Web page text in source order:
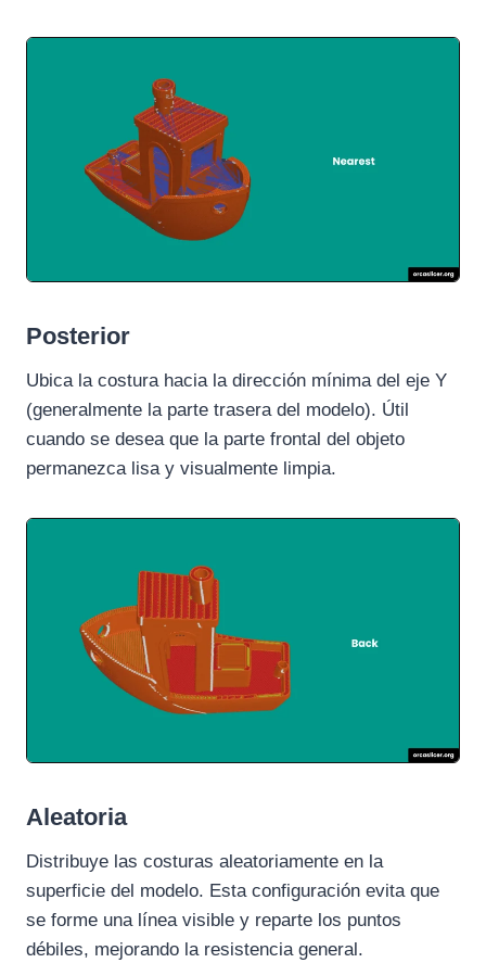
Posterior
Ubica la costura hacia la dirección mínima del eje Y
(generalmente la parte trasera del modelo). Útil
cuando se desea que la parte frontal del objeto
permanezca lisa y visualmente limpia.
Aleatoria
Distribuye las costuras aleatoriamente en la
superficie del modelo. Esta configuración evita que
se forme una línea visible y reparte los puntos
débiles, mejorando la resistencia general.